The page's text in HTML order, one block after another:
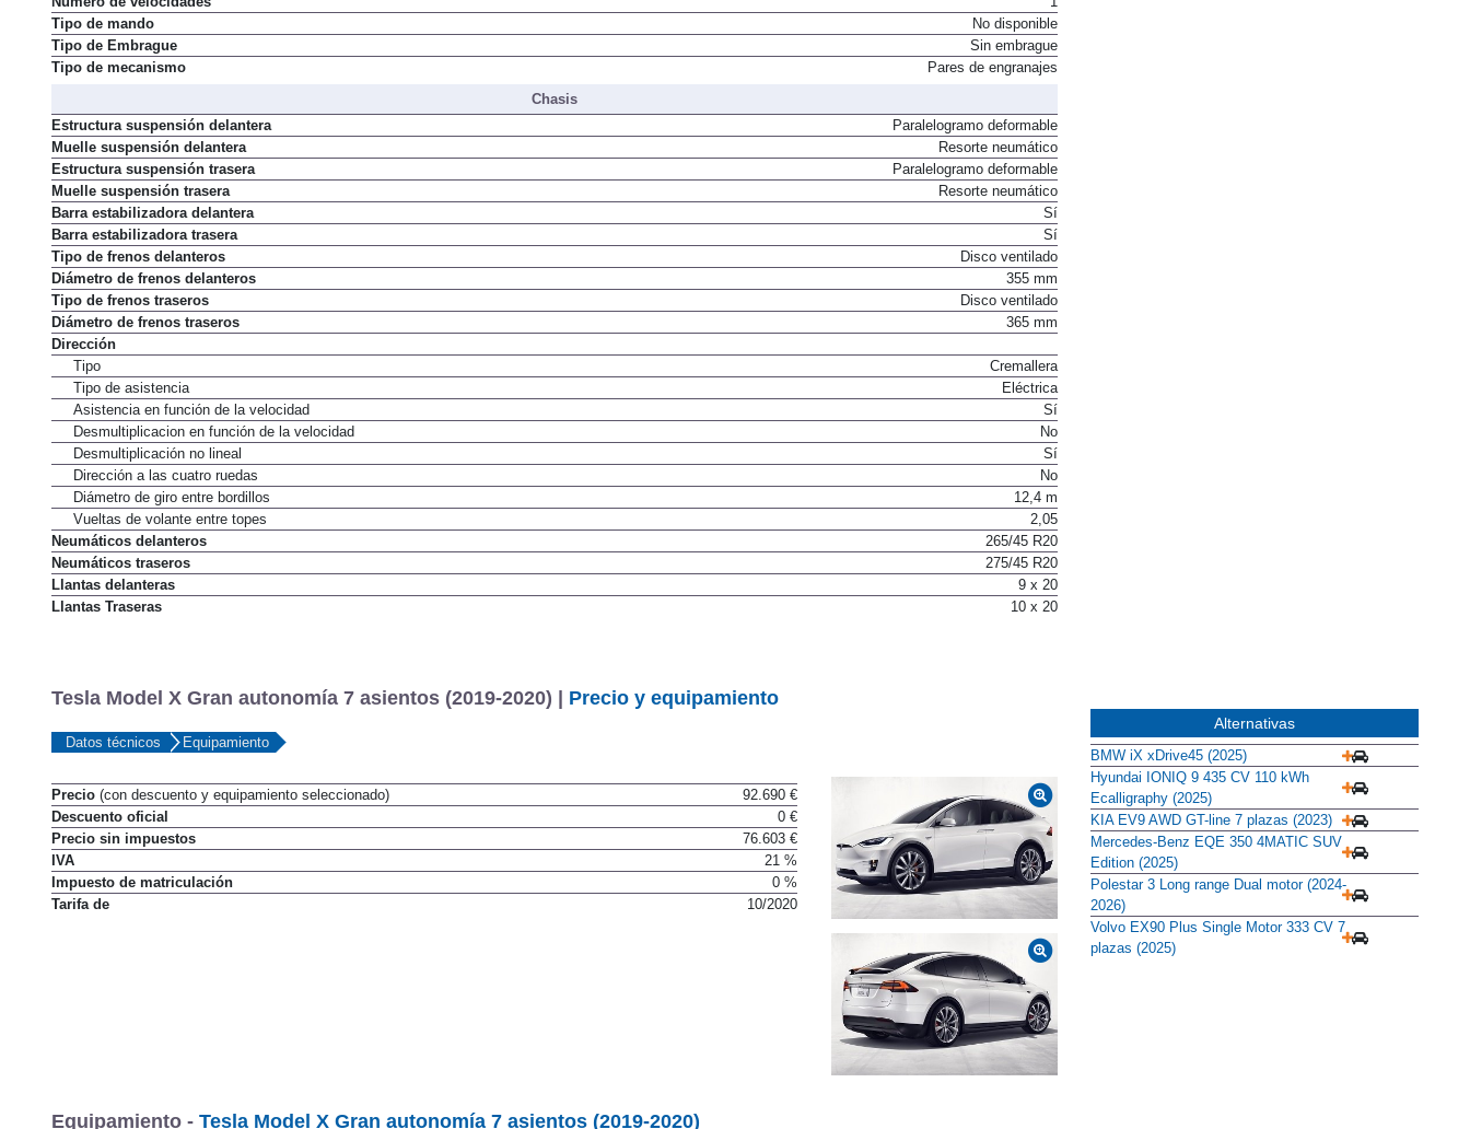
Tipo de mando
No disponible
Tipo de Embrague
Sin embrague
Tipo de mecanismo
Pares de engranajes
Chasis
Estructura suspensión delantera
Paralelogramo deformable
Muelle suspensión delantera
Resorte neumático
Estructura suspensión trasera
Paralelogramo deformable
Muelle suspensión trasera
Resorte neumático
Barra estabilizadora delantera
Sí
Barra estabilizadora trasera
Sí
Tipo de frenos delanteros
Disco ventilado
Diámetro de frenos delanteros
355 mm
Tipo de frenos traseros
Disco ventilado
Diámetro de frenos traseros
365 mm
Dirección
Tipo
Cremallera
Tipo de asistencia
Eléctrica
Asistencia en función de la velocidad
Sí
Desmultiplicacion en función de la velocidad
No
Desmultiplicación no lineal
Sí
Dirección a las cuatro ruedas
No
Diámetro de giro entre bordillos
12,4 m
Vueltas de volante entre topes
2,05
Neumáticos delanteros
265/45 R20
Neumáticos traseros
275/45 R20
Llantas delanteras
9 x 20
Llantas Traseras
10 x 20
Tesla Model X Gran autonomía 7 asientos (2019-2020) | Precio y equipamiento
Datos técnicos Equipamiento
Precio (con descuento y equipamiento seleccionado)
92.690 €
Descuento oficial
0 €
Precio sin impuestos
76.603 €
IVA
21 %
Impuesto de matriculación
0 %
Tarifa de
10/2020
Equipamiento - Tesla Model X Gran autonomía 7 asientos (2019-2020)
Alternativas
BMW iX xDrive45 (2025)
Hyundai IONIQ 9 435 CV 110 kWh
Ecalligraphy (2025)
KIA EV9 AWD GT-line 7 plazas (2023)
Mercedes-Benz EQE 350 4MATIC SUV
Edition (2025)
Polestar 3 Long range Dual motor (2024-
2026)
Volvo EX90 Plus Single Motor 333 CV 7
plazas (2025)